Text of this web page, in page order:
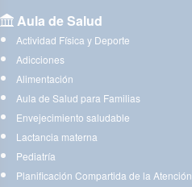
Aula de Salud
Actividad Física y Deporte
Adicciones
Alimentación
Aula de Salud para Familias
Envejecimiento saludable
Lactancia materna
Pediatría
Planificación Compartida de la Atención